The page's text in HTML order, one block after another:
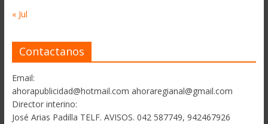
« Jul
Contactanos
Email:
ahorapublicidad@hotmail.com ahoraregianal@gmail.com
Director interino:
José Arias Padilla TELF. AVISOS. 042 587749, 942467926